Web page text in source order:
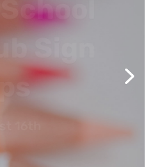
Sign
16th
Online